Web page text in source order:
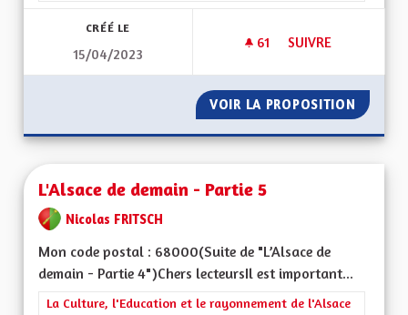
CRÉÉ LE
15/04/2023
61 61 ABONNÉS
SUIVRE
VOIR LA PROPOSITION
L'Alsace de demain - Partie 5
Nicolas FRITSCH
Mon code postal : 68000(Suite de "L’Alsace de
demain - Partie 4")Chers lecteursIl est important...
Filtrer les résultats de la catégorie : La Culture, l'Education et
La Culture, l'Education et le rayonnement de l'Alsace